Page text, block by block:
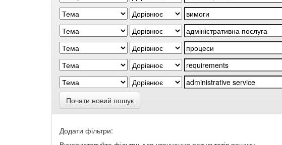
Почати новий пошук
Додати фільтри: